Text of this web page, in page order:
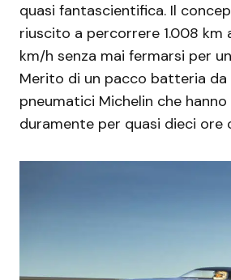
quasi fantascientifica. Il
riuscito a percorrere 1.008 km
km/h senza mai fermarsi per
Merito di un pacco batteria da
pneumatici Michelin che
duramente per quasi dieci ore